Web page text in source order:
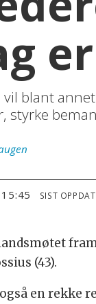
vil blant
styrke
SIST
(43).
en rekke